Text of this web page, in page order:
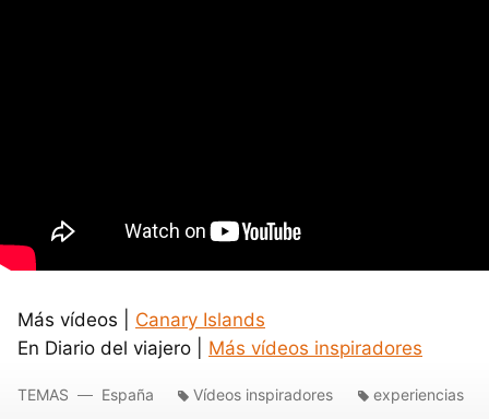
Más vídeos | Canary Islands
En Diario del viajero | Más vídeos inspiradores
TEMAS España Vídeos inspiradores experiencias